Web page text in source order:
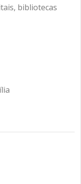
bibliotecas